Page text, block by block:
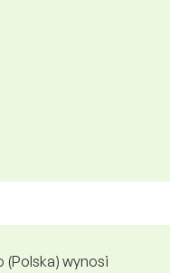
wynosi